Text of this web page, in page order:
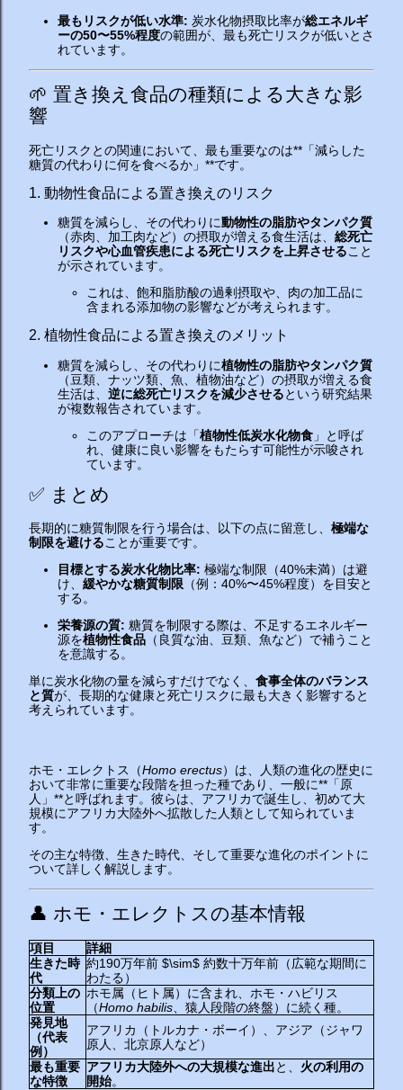
最もリスクが低い水準: 炭水化物摂取比率が総エネルギ
ーの50〜55%程度の範囲が、最も死亡リスクが低いとさ
れています。
🌱 置き換え食品の種類による大きな影
響
死亡リスクとの関連において、最も重要なのは**「減らした
糖質の代わりに何を食べるか」**です。
1. 動物性食品による置き換えのリスク
糖質を減らし、その代わりに動物性の脂肪やタンパク質
（赤肉、加工肉など）の摂取が増える食生活は、 総死亡
リスクや心血管疾患による死亡リスクを上昇させること
が示されています。
これは、飽和脂肪酸の過剰摂取や、肉の加工品に
含まれる添加物の影響などが考えられます。
2. 植物性食品による置き換えのメリット
糖質を減らし、その代わりに植物性の脂肪やタンパク質
（豆類、ナッツ類、魚、植物油など）の摂取が増える食
生活は、 逆に総死亡リスクを減少させるという研究結果
が複数報告されています。
このアプローチは「植物性低炭水化物食 」と呼ば
れ、健康に良い影響をもたらす可能性が示唆され
ています。
✅ まとめ
長期的に糖質制限を行う場合は、以下の点に留意し、 極端な
制限を避けることが重要です。
目標とする炭水化物比率: 極端な制限（40%未満）は避
け、 緩やかな糖質制限 （例：40%〜45%程度）を目安と
する。
栄養源の質: 糖質を制限する際は、不足するエネルギー
源を植物性食品 （良質な油、豆類、魚など）で補うこと
を意識する。
単に炭水化物の量を減らすだけでなく、 食事全体のバランス
と質が、長期的な健康と死亡リスクに最も大きく影響すると
考えられています。
ホモ・エレクトス（Homo erectus）は、人類の進化の歴史に
おいて非常に重要な段階を担った種であり、一般に**「原
人」**と呼ばれます。彼らは、アフリカで誕生し、初めて大
規模にアフリカ大陸外へ拡散した人類として知られていま
す。
その主な特徴、生きた時代、そして重要な進化のポイントに
ついて詳しく解説します。
👤 ホモ・エレクトスの基本情報
項目
詳細
生きた時
代
約190万年前 $\sim$ 約数十万年前（広範な期間に
わたる）
分類上の
位置
ホモ属（ヒト属）に含まれ、ホモ・ハビリス
（Homo habilis、猿人段階の終盤）に続く種。
発見地
（代表
例）
アフリカ（トルカナ・ボーイ）、アジア（ジャワ
原人、北京原人など）
最も重要
な特徴
アフリカ大陸外への大規模な進出と、 火の利用の
開始。